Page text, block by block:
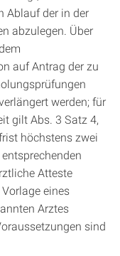
Ablauf der in der
abzulegen. Über
auf Antrag der zu
werden; für
gilt Abs. 3 Satz 4,
höchstens zwei
Atteste
eines
Arztes
sind